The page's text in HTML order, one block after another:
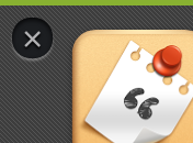
×